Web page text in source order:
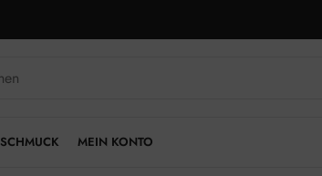
SCHMUCK MEIN KONTO